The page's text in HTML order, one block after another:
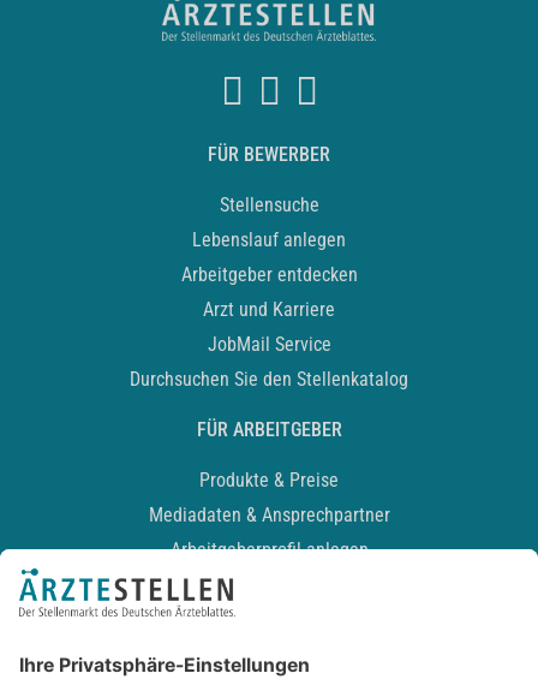
FÜR BEWERBER
Stellensuche
Lebenslauf anlegen
Arbeitgeber entdecken
Arzt und Karriere
JobMail Service
Durchsuchen Sie den Stellenkatalog
FÜR ARBEITGEBER
Produkte & Preise
Mediadaten & Ansprechpartner
Arbeitgeberprofil anlegen
Recruiting-Podcast